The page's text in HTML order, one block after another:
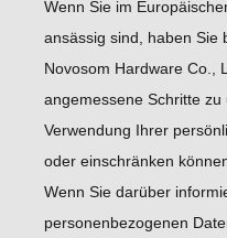
Wenn Sie im
ansässig sind, haben Sie
Novosom Hardware Co.,
angemessene Schritte
Verwendung Ihrer
oder einschränken
Wenn Sie darüber
personenbezogenen